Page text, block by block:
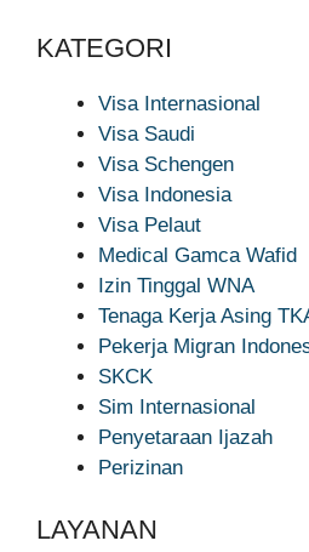
KATEGORI
Visa Internasional
Visa Saudi
Visa Schengen
Visa Indonesia
Visa Pelaut
Medical Gamca Wafid
Izin Tinggal WNA
Tenaga Kerja Asing
Pekerja Migran
SKCK
Sim Internasional
Penyetaraan Ijazah
Perizinan
LAYANAN